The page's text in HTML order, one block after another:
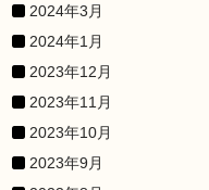
2024年3月
2024年1月
2023年12月
2023年11月
2023年10月
2023年9月